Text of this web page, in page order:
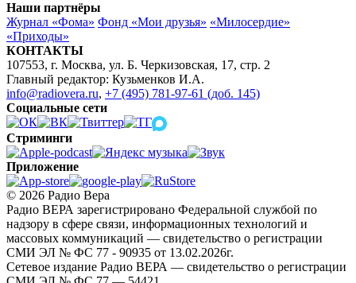
Наши партнёры
Журнал «Фома» Фонд «Мои друзья» «Милосердие»
«Приходы»
КОНТАКТЫ
107553, г. Москва, ул. Б. Черкизовская, 17, стр. 2
Главный редактор: Кузьменков И.А.
info@radiovera.ru, +7 (495) 781-97-61 (доб. 145)
Социальные сети
Стриминги
Приложение
© 2026 Радио Вера
Радио ВЕРА зарегистрировано Федеральной службой по
надзору в сфере связи, информационных технологий и
массовых коммуникаций — свидетельство о регистрации
СМИ ЭЛ № ФС 77 - 90935 от 13.02.2026г.
Сетевое издание Радио ВЕРА — свидетельство о регистрации